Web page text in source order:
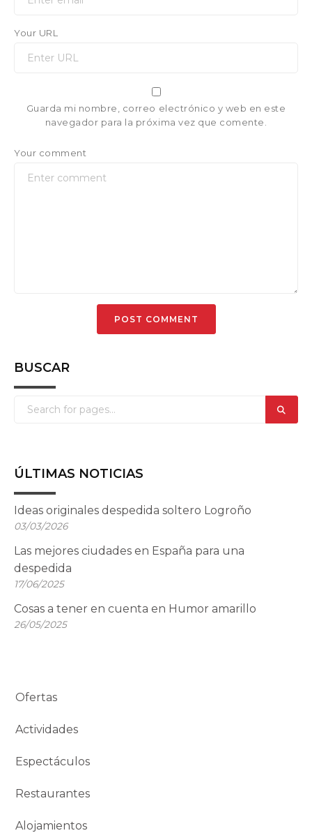
Your URL
Guarda mi nombre, correo electrónico y web en este
navegador para la próxima vez que comente.
Your comment
BUSCAR
ÚLTIMAS NOTICIAS
Ideas originales despedida soltero Logroño
03/03/2026
Las mejores ciudades en España para una
despedida
17/06/2025
Cosas a tener en cuenta en Humor amarillo
26/05/2025
Ofertas
Actividades
Espectáculos
Restaurantes
Alojamientos